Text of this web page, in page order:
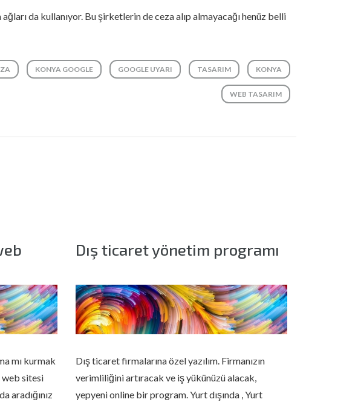
da kullanıyor. Bu şirketlerin de ceza alıp almayacağı henüz belli
KONYA GOOGLE GOOGLE UYARI TASARIM KONYA
WEB TASARIM
mı kurmak
web sitesi
aradığınız
Dış ticaret yönetim programı
Dış ticaret firmalarına özel yazılım. Firmanızın
verimliliğini artıracak ve iş yükünüzü alacak,
yepyeni online bir program. Yurt dışında , Yurt